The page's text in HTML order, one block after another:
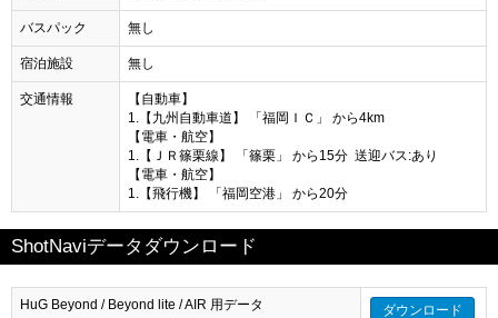
バスパック 無し
宿泊施設 無し
交通情報
【自動車】
1.【九州自動車道】 「福岡ＩＣ」 から4km
【電車・航空】
1.【ＪＲ篠栗線】 「篠栗」 から15分 送迎バス:あり
【電車・航空】
1.【飛行機】 「福岡空港」 から20分
ShotNaviデータダウンロード
HuG Beyond / Beyond lite / AIR 用データ ダウンロード